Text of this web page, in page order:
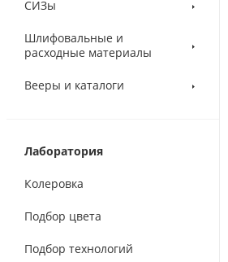
СИЗы
Шлифовальные и
расходные материалы
Вееры и каталоги
Лаборатория
Колеровка
Подбор цвета
Подбор технологий